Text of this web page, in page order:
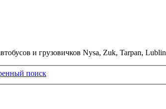
и грузовичков Nysa, Zuk, Tarpan, Lublin
поиск